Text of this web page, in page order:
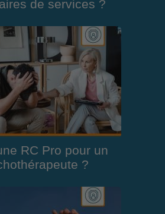
de services ?
RC Pro pour un
?